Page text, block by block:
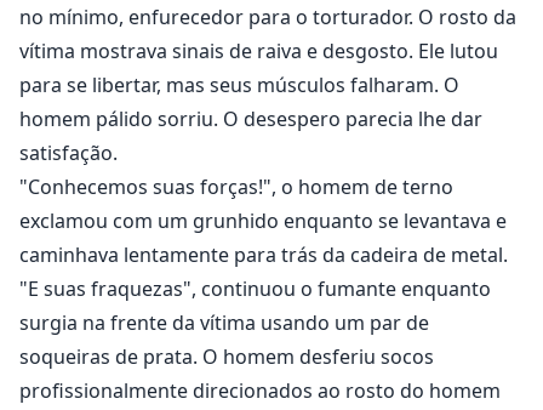
no mínimo, enfurecedor para o torturador. O rosto da
vítima mostrava sinais de raiva e desgosto. Ele lutou
para se libertar, mas seus músculos falharam. O
homem pálido sorriu. O desespero parecia lhe dar
satisfação.
"Conhecemos suas forças!", o homem de terno
exclamou com um grunhido enquanto se levantava e
caminhava lentamente para trás da cadeira de metal.
"E suas fraquezas", continuou o fumante enquanto
surgia na frente da vítima usando um par de
soqueiras de prata. O homem desferiu socos
profissionalmente direcionados ao rosto do homem